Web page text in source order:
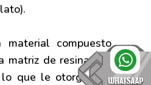
compuesto
matriz de resina con
que le otorga una